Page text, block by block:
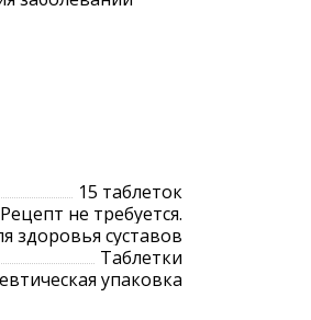
15 таблеток
не требуется.
здоровья суставов
Таблетки
упаковка